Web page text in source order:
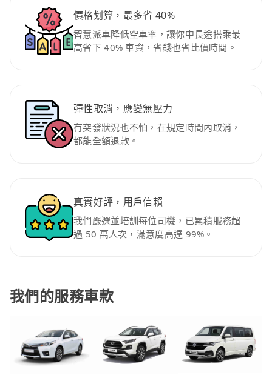
價格划算，最多省 40%
智慧派車降低空車率，讓你中長途搭乘最
高省下 40% 車資，省錢也省比價時間。
彈性取消，應變無壓力
有突發狀況也不怕，在規定時間內取消，
都能全額退款。
真實好評，用戶信賴
我們嚴選並培訓每位司機，已累積服務超
過 50 萬人次，滿意度高達 99%。
我們的服務車款